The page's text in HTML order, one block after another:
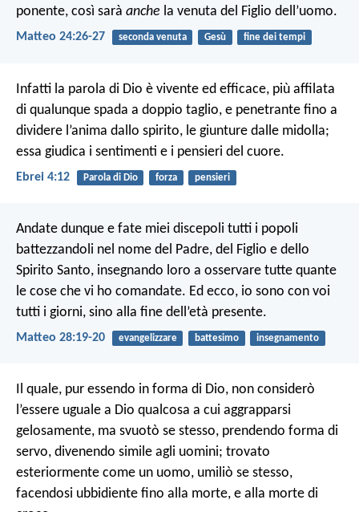
ponente, così sarà anche la venuta del Figlio dell’uomo.
Matteo 24:26-27 seconda venuta Gesù fine dei tempi
Infatti la parola di Dio è vivente ed efficace, più affilata
di qualunque spada a doppio taglio, e penetrante fino a
dividere l’anima dallo spirito, le giunture dalle midolla;
essa giudica i sentimenti e i pensieri del cuore.
Ebrei 4:12 Parola di Dio forza pensieri
Andate dunque e fate miei discepoli tutti i popoli
battezzandoli nel nome del Padre, del Figlio e dello
Spirito Santo, insegnando loro a osservare tutte quante
le cose che vi ho comandate. Ed ecco, io sono con voi
tutti i giorni, sino alla fine dell’età presente.
Matteo 28:19-20 evangelizzare battesimo insegnamento
Il quale, pur essendo in forma di Dio, non considerò
l’essere uguale a Dio qualcosa a cui aggrapparsi
gelosamente, ma svuotò se stesso, prendendo forma di
servo, divenendo simile agli uomini; trovato
esteriormente come un uomo, umiliò se stesso,
facendosi ubbidiente fino alla morte, e alla morte di